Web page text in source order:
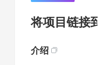
将项目链接
介绍